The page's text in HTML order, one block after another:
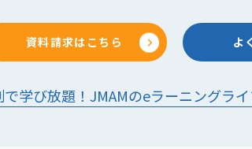
資料請求はこちら よ
で学び放題！JMAMのeラーニングラ